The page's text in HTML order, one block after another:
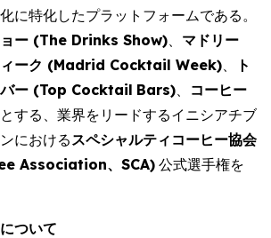
に特化したプラットフォームである。
ー (The Drinks Show)、 マドリー
ーク (Madrid Cocktail Week)、
ト
ー (Top Cocktail Bars)、 コーヒー
する、業界をリードするイニシアチブ
におけるスペシャルティコーヒー協会
Association、SCA) 公式選手権を
ついて